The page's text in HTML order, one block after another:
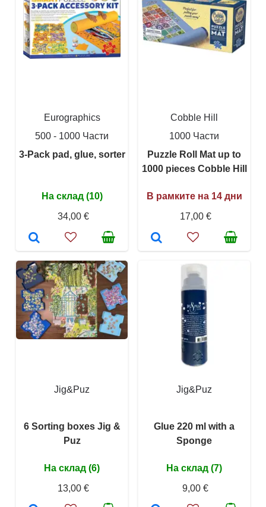
Eurographics
500 - 1000 Части
3-Pack pad, glue, sorter
На склад (10)
34,00 €
Cobble Hill
1000 Части
Puzzle Roll Mat up to
1000 pieces Cobble Hill
В рамките на 14 дни
17,00 €
Jig&Puz
6 Sorting boxes Jig &
Puz
На склад (6)
13,00 €
Jig&Puz
Glue 220 ml with a
Sponge
На склад (7)
9,00 €